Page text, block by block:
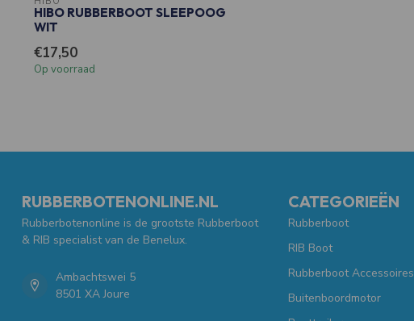
HIBO RUBBERBOOT SLEEPOOG
WIT
€17,50
Op voorraad
RUBBERBOTENONLINE.NL
Rubberbotenonline is de grootste Rubberboot
& RIB specialist van de Benelux.
Ambachtswei 5
8501 XA Joure
CATEGORIEËN
Rubberboot
RIB Boot
Rubberboot Accessoires
Buitenboordmotor